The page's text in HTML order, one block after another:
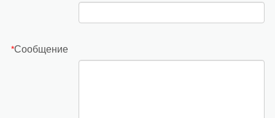
*Сообщение